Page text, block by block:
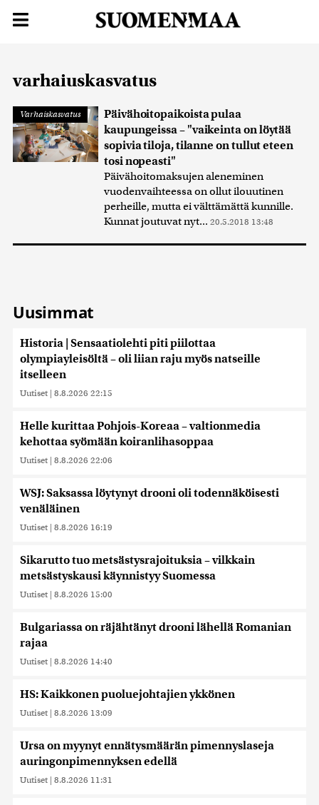
varhaiuskasvatus
Varhaiskasvatus
Päivähoitopaikoista pulaa
kaupungeissa – "vaikeinta on löytää
sopivia tiloja, tilanne on tullut eteen
tosi nopeasti"
Päivähoitomaksujen aleneminen
vuodenvaihteessa on ollut ilouutinen
perheille, mutta ei välttämättä kunnille.
Kunnat joutuvat nyt... 20.5.2018 13:48
Uusimmat
Historia | Sensaatiolehti piti piilottaa
olympiayleisöltä – oli liian raju myös natseille
itselleen
Uutiset | 8.8.2026 22:15
Helle kurittaa Pohjois-Koreaa – valtionmedia
kehottaa syömään koiranlihasoppaa
Uutiset | 8.8.2026 22:06
WSJ: Saksassa löytynyt drooni oli todennäköisesti
venäläinen
Uutiset | 8.8.2026 16:19
Sikarutto tuo metsästysrajoituksia – vilkkain
metsästyskausi käynnistyy Suomessa
Uutiset | 8.8.2026 15:00
Bulgariassa on räjähtänyt drooni lähellä Romanian
rajaa
Uutiset | 8.8.2026 14:40
HS: Kaikkonen puoluejohtajien ykkönen
Uutiset | 8.8.2026 13:09
Ursa on myynyt ennätysmäärän pimennyslaseja
auringonpimennyksen edellä
Uutiset | 8.8.2026 11:31